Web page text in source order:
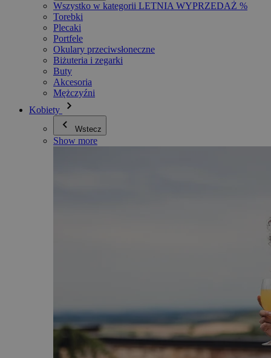
Wszystko w kategorii LETNIA WYPRZEDAŻ %
Torebki
Plecaki
Portfele
Okulary przeciwsłoneczne
Biżuteria i zegarki
Buty
Akcesoria
Mężczyźni
Kobiety
Wstecz
Show more